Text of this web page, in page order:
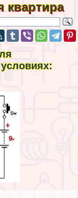
квартира